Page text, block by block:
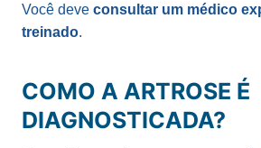
Você deve consultar um médico
treinado.
COMO A ARTROSE É
DIAGNOSTICADA?